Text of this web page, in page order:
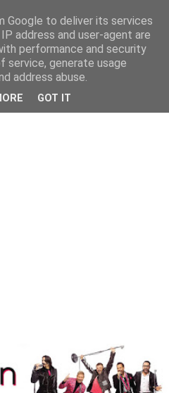
Google to deliver its services
address and user-agent are
performance and security
service, generate usage
address abuse.
GOT IT